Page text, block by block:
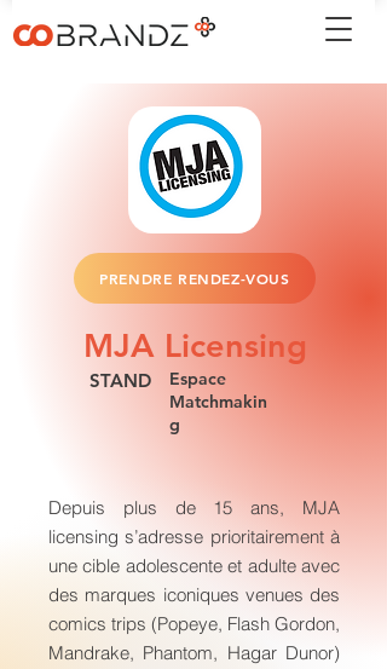
PRENDRE RENDEZ-VOUS
MJA Licensing
STAND
Espace
Matchmakin
g
Depuis plus de 15 ans, MJA
licensing s’adresse prioritairement à
une cible adolescente et adulte avec
des marques iconiques venues des
comics trips (Popeye, Flash Gordon,
Mandrake, Phantom, Hagar Dunor)